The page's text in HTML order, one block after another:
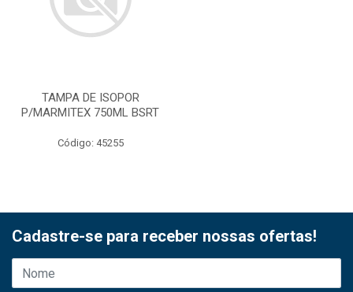
TAMPA DE ISOPOR
P/MARMITEX 750ML BSRT
Código: 45255
Cadastre-se para receber nossas ofertas!